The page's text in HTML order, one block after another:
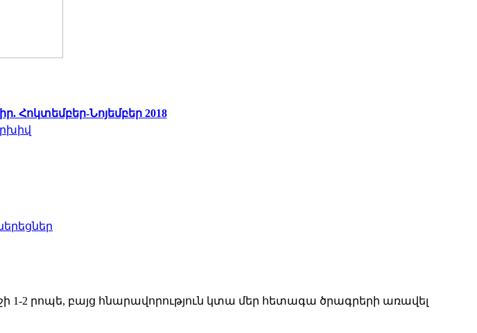
Հոկտեմբեր-Նոյեմբեր 2018
1-2 րոպե, բայց հնարավորություն կտա մեր հետագա ծրագրերի առավել